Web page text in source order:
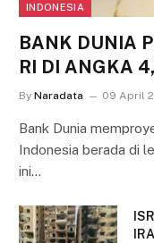
INDONESIA
BANK DUNIA
RI DI ANGKA
By Naradata 09 April
Bank Dunia
Indonesia berada di
ini…